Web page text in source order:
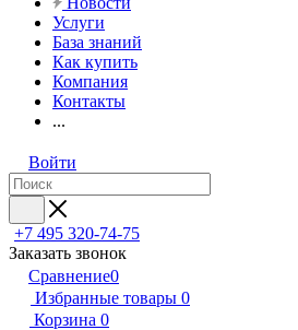
Услуги
База знаний
Как купить
Компания
Контакты
...
Войти
+7 495 320-74-75
Заказать звонок
Сравнение0
Избранные товары 0
Корзина 0